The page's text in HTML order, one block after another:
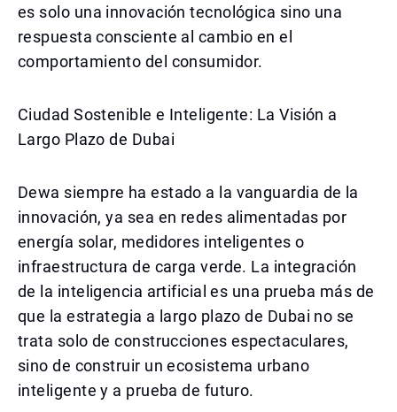
es solo una innovación tecnológica sino una
respuesta consciente al cambio en el
comportamiento del consumidor.
Ciudad Sostenible e Inteligente: La Visión a
Largo Plazo de Dubai
Dewa siempre ha estado a la vanguardia de la
innovación, ya sea en redes alimentadas por
energía solar, medidores inteligentes o
infraestructura de carga verde. La integración
de la inteligencia artificial es una prueba más de
que la estrategia a largo plazo de Dubai no se
trata solo de construcciones espectaculares,
sino de construir un ecosistema urbano
inteligente y a prueba de futuro.